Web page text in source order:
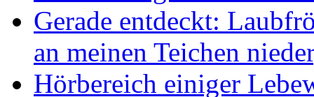
Gerade entdeckt:
an meinen Teichen
Hörbereich einiger